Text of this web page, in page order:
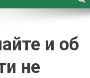
Районная
и об
не